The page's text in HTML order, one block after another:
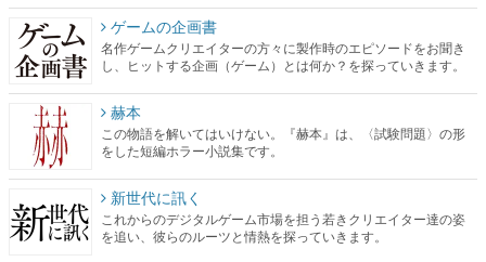
ゲームの企画書
名作ゲームクリエイターの方々に製作時のエピソードをお聞き
し、ヒットする企画（ゲーム）とは何か？を探っていきます。
赫本
この物語を解いてはいけない。『赫本』は、〈試験問題〉の形
をした短編ホラー小説集です。
新世代に訊く
これからのデジタルゲーム市場を担う若きクリエイター達の姿
を追い、彼らのルーツと情熱を探っていきます。